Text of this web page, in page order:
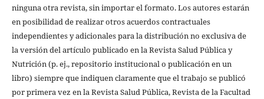
ninguna otra revista, sin importar el formato. Los autores estarán
en posibilidad de realizar otros acuerdos contractuales
independientes y adicionales para la distribución no exclusiva de
la versión del artículo publicado en la Revista Salud Pública y
Nutrición (p. ej., repositorio institucional o publicación en un
libro) siempre que indiquen claramente que el trabajo se publicó
por primera vez en la Revista Salud Pública, Revista de la Facultad